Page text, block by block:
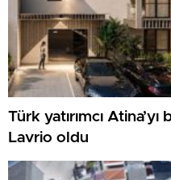
Türk yatırımcı
Lavrio oldu